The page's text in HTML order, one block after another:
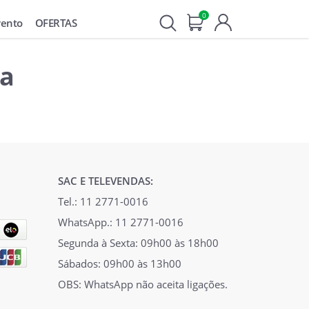
OFERTAS
0
SAC E TELEVENDAS:
Tel.: 11 2771-0016
WhatsApp.: 11 2771-0016
Segunda à Sexta: 09h00 às 18h00
Sábados: 09h00 às 13h00
OBS: WhatsApp não aceita ligações.